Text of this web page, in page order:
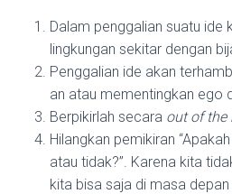
Dalam penggalian suatu ide
lingkungan sekitar dengan
Penggalian ide akan
an atau mementingkan ego
Berpikirlah secara out of the
Hilangkan pemikiran
atau tidak?”. Karena kita
kita bisa saja di masa